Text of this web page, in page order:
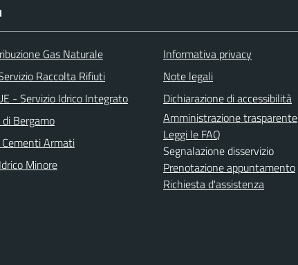
Gas Naturale
Raccolta Rifiuti
- Servizio Idrico Integrato
Bergamo
Armati
Minore
Informativa privacy
Note legali
Dichiarazione di accessibilità
Amministrazione trasparente
Leggi le FAQ
Segnalazione disservizio
Prenotazione appuntamento
Richiesta d'assistenza